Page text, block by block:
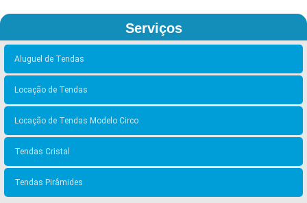
Serviços
Aluguel de Tendas
Locação de Tendas
Locação de Tendas Modelo Circo
Tendas Cristal
Tendas Pirâmides